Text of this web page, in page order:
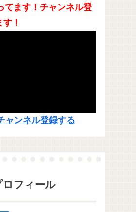
てます！チャンネル登
！
ャンネル登録する
ロフィール